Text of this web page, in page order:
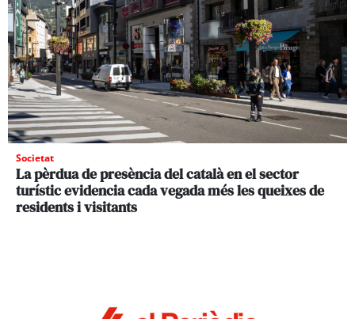
Societat
La pèrdua de presència del català en el sector
turístic evidencia cada vegada més les queixes de
residents i visitants